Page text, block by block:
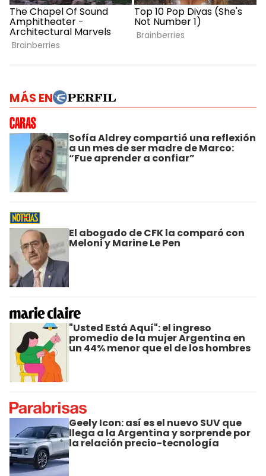
MÁS EN
Sofía Aldrey compartió una reflexión
a un mes de ser madre de Marco:
“Fue aprender a confiar”
El abogado de CFK la comparó con
Meloni y Marine Le Pen
"Usted Está Aquí": el ingreso
promedio de la mujer Argentina en
un 44% menor que el de los hombres
Geely Icon: así es el nuevo SUV que
llega a la Argentina y sorprende por
la relación precio-tecnología